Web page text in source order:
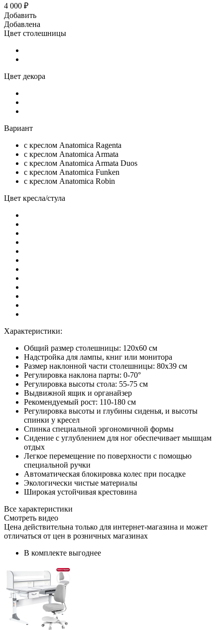
4 000 ₽
Добавить
Добавлена
Цвет столешницы
Цвет декора
Вариант
с креслом Anatomica Ragenta
c креслом Anatomica Armata
c креслом Anatomica Armata Duos
с креслом Anatomica Funken
с креслом Anatomica Robin
Цвет кресла/стула
Характеристики:
Общий размер столешницы: 120x60 см
Надстройка для лампы, книг или монитора
Размер наклонной части столешницы: 80х39 см
Регулировка наклона парты: 0-70°
Регулировка высоты стола: 55-75 см
Выдвижной ящик и органайзер
Рекомендуемый рост: 110-180 см
Регулировка высоты и глубины сиденья, и высоты
спинки у кресел
Спинка специальной эргономичной формы
Сидение с углублением для ног обеспечивает мышцам
отдых
Легкое перемещение по поверхности с помощью
специальной ручки
Автоматическая блокировка колес при посадке
Экологически чистые материалы
Широкая устойчивая крестовина
Все характеристики
Смотреть видео
Цена действительна только для интернет-магазина и может
отличаться от цен в розничных магазинах
В комплекте выгоднее